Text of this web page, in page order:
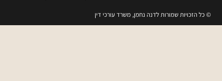
© כל הזכויות שמורות לדנה נחמן, משרד עורכי דין